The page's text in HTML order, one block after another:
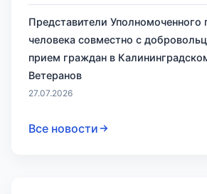
Представители Уполномоченного
человека совместно с
прием граждан в
Ветеранов
27.07.2026
Все новости